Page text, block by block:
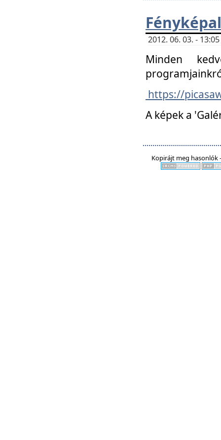
2012. 06. 03. -
Minden
https://
A képek a
Kopirájt meg hasonlók